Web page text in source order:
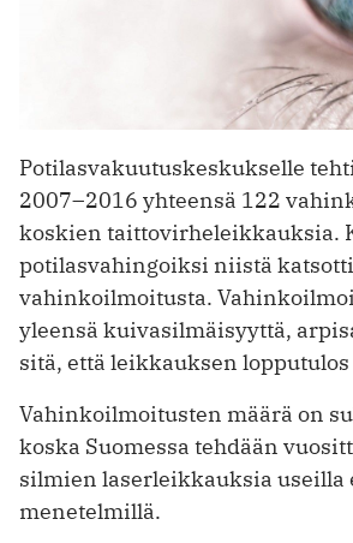
Potilasvakuutuskeskukselle
2007–2016 yhteensä 122
koskien taittovirheleikkauksia.
potilasvahingoiksi niistä
vahinkoilmoitusta.
yleensä kuivasilmäisyyttä,
sitä, että leikkauksen
Vahinkoilmoitusten määrä on
koska Suomessa tehdään
silmien laserleikkauksia useilla
menetelmillä.